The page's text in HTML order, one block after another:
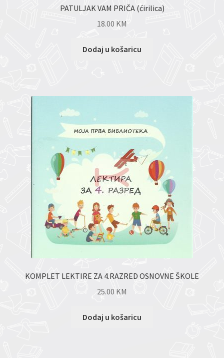
PATULJAK VAM PRIČA (ćirilica)
18.00 KM
Dodaj u košaricu
KOMPLET LEKTIRE ZA 4.RAZRED OSNOVNE ŠKOLE
25.00 KM
Dodaj u košaricu